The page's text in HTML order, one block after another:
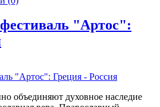
"Артос":
объединяют духовное наследие